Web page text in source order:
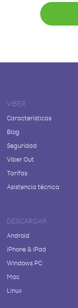
VIBER
Características
Blog
Seguridad
Viber Out
Tarifas
Asistencia técnica
DESCARGAR
Android
iPhone & iPad
Windows PC
Mac
Linux